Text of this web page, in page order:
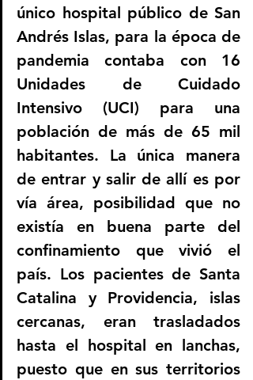
único hospital público de San
Andrés Islas, para la época de
pandemia contaba con 16
Unidades de Cuidado
Intensivo (UCI) para una
población de más de 65 mil
habitantes. La única manera
de entrar y salir de allí es por
vía área, posibilidad que no
existía en buena parte del
confinamiento que vivió el
país. Los pacientes de Santa
Catalina y Providencia, islas
cercanas, eran trasladados
hasta el hospital en lanchas,
puesto que en sus territorios